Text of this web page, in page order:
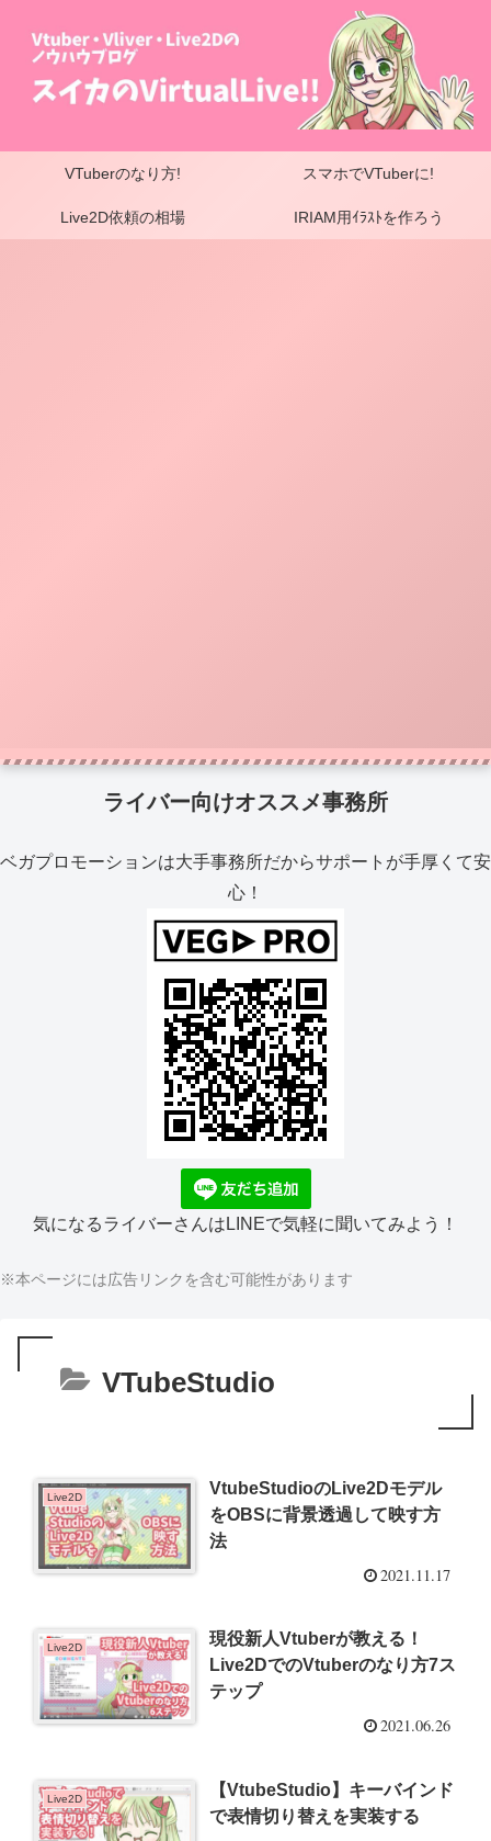
VTuberのなり方! スマホでVTuberに!
Live2D依頼の相場 IRIAM用ｲﾗｽﾄを作ろう
ライバー向けオススメ事務所
ベガプロモーションは大手事務所だからサポートが手厚くて安
心！
気になるライバーさんはLINEで気軽に聞いてみよう！
※本ページには広告リンクを含む可能性があります
VTubeStudio
Live2D
VtubeStudioのLive2Dモデル
をOBSに背景透過して映す方
法
2021.11.17
Live2D
現役新人Vtuberが教える！
Live2DでのVtuberのなり方7ス
テップ
2021.06.26
Live2D
【VtubeStudio】キーバインド
で表情切り替えを実装する